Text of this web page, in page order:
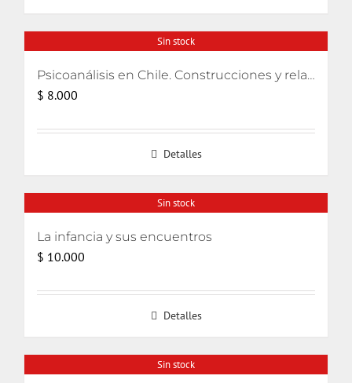
Sin stock
Psicoanálisis en Chile. Construcciones y relatos
$ 8.000
Detalles
Sin stock
La infancia y sus encuentros
$ 10.000
Detalles
Sin stock